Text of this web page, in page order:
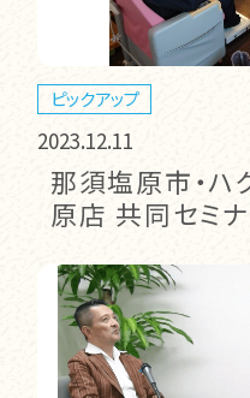
ピックアップ
2023.12.11
那須塩原市・ハ
原店 共同セミ